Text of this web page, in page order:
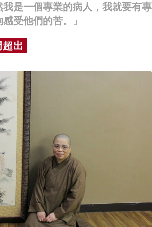
我是一個專業的病人，我就要有專
受他們的苦。」
超出